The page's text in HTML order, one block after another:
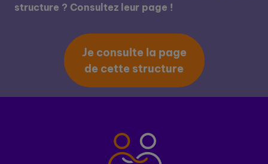
structure ? Consultez leur page !
Je consulte la page
de cette structure